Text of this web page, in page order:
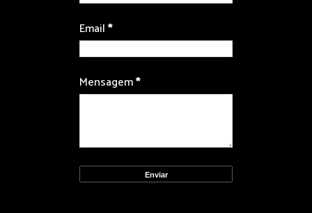
Email*
Mensagem*